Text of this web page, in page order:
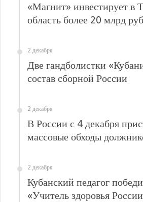
«Магнит» инвестирует в
область более 20 млрд
2 декабря
Две гандболистки
состав сборной России
2 декабря
В России с 4 декабря
массовые обходы
2 декабря
Кубанский педагог
«Учитель здоровья